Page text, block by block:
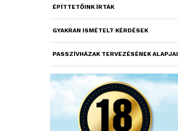
ÉPÍTTETŐINK ÍRTÁK
GYAKRAN ISMÉTELT KÉRDÉSEK
PASSZÍVHÁZAK TERVEZÉSÉNEK ALAPJAI